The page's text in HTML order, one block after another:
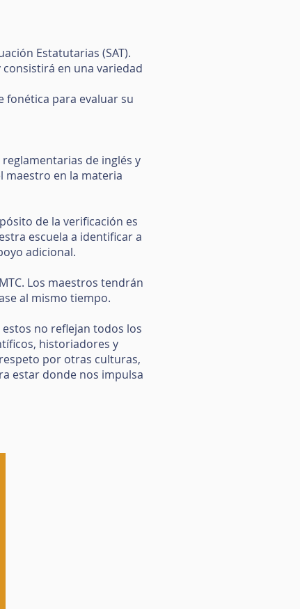
Estatutarias (SAT).
en una variedad
fonética para evaluar su
reglamentarias de inglés y
maestro en la materia
de la verificación es
escuela a identificar a
adicional.
Los maestros tendrán
al mismo tiempo.
estos no reflejan todos los
historiadores y
por otras culturas,
estar donde nos impulsa